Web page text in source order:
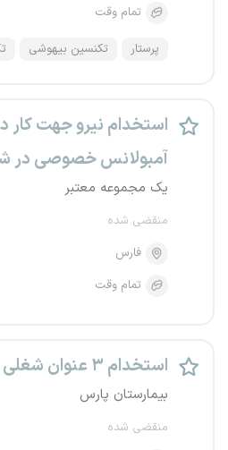
تمام وقت
پرستار تکنسین بیهوشی
استخدام نیرو جهت کار
آمبولانس خصوصی در
یک مجموعه معتبر
منقضی شده
فارس
تمام وقت
استخدام ۳ عنوان شغلی
بیمارستان پارس
منقضی شده